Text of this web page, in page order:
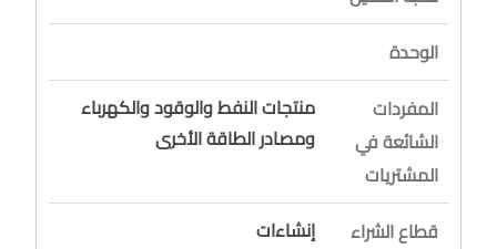
الوحدة
المفردات
الشائعة في
المشتريات
منتجات النفط والوقود والكهرباء
ومصادر الطاقة الأخرى
قطاع الشراء
إنشاءات